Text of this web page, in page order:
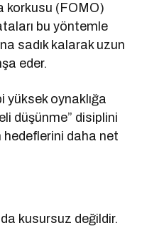
korkusu (FOMO)
bu yöntemle
sadık kalarak uzun
eder.
yüksek oynaklığa
düşünme” disiplini
hedeflerini daha net
kusursuz değildir.